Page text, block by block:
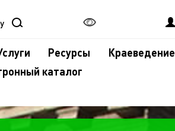
Ресурсы
Краеведение
каталог